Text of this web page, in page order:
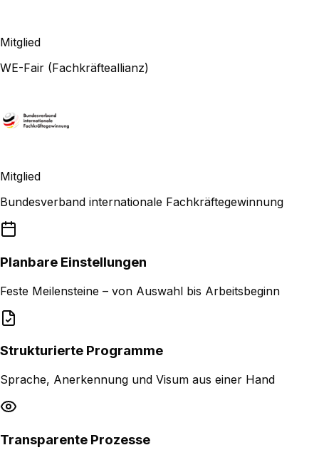
Mitglied
WE-Fair (Fachkräfteallianz)
Mitglied
Bundesverband internationale Fachkräftegewinnung
Planbare Einstellungen
Feste Meilensteine – von Auswahl bis Arbeitsbeginn
Strukturierte Programme
Sprache, Anerkennung und Visum aus einer Hand
Transparente Prozesse